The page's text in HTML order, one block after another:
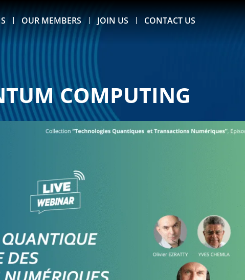
OUR MEMBERS JOIN US CONTACT US
COMPUTING